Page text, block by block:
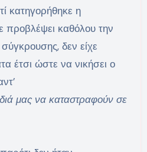
κατηγορήθηκε η
προβλέψει καθόλου την
δεν είχε
έτσι ώστε να νικήσει ο
μας να καταστραφούν σε